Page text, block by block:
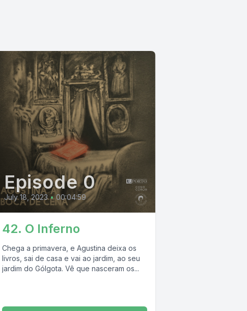
Episode 0
July 18, 2023 • 00:04:59
42. O Inferno
Chega a primavera, e Agustina deixa os
livros, sai de casa e vai ao jardim, ao seu
jardim do Gólgota. Vê que nasceram os...